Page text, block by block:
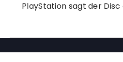
PlayStation sagt der